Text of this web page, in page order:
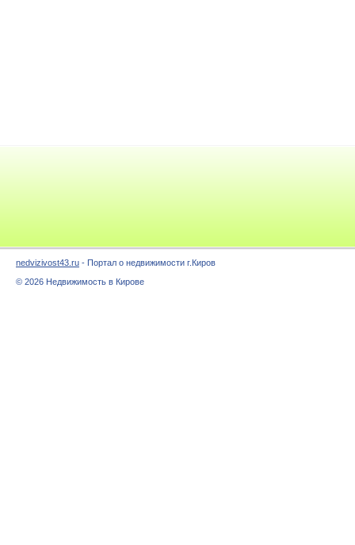
nedvizivost43.ru - Портал о недвижимости г.Киров
© 2026 Недвижимость в Кирове